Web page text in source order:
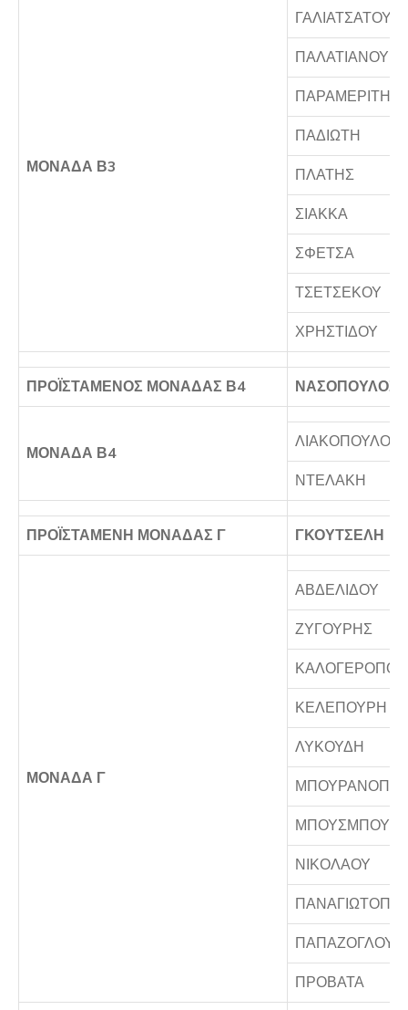
ΜΟΝΑΔΑ Β3
ΓΑΛΙΑΤΣΑΤΟΥ
ΠΑΛΑΤΙΑΝΟΥ
ΠΑΡΑΜΕΡΙΤΗ
ΠΑΔΙΩΤΗ
ΠΛΑΤΗΣ
ΣΙΑΚΚΑ
ΣΦΕΤΣΑ
ΤΣΕΤΣΕΚΟΥ
ΧΡΗΣΤΙΔΟΥ
ΠΡΟΪΣΤΑΜΕΝΟΣ ΜΟΝΑΔΑΣ Β4 ΝΑΣΟΠΟΥΛΟΣ
ΜΟΝΑΔΑ Β4
ΛΙΑΚΟΠΟΥΛΟΥ
ΝΤΕΛΑΚΗ
ΠΡΟΪΣΤΑΜΕΝΗ ΜΟΝΑΔΑΣ Γ ΓΚΟΥΤΣΕΛΗ
ΜΟΝΑΔΑ Γ
ΑΒΔΕΛΙΔΟΥ
ΖΥΓΟΥΡΗΣ
ΚΕΛΕΠΟΥΡΗ
ΛΥΚΟΥΔΗ
ΜΠΟΥΣΜΠΟΥΡΑ
ΝΙΚΟΛΑΟΥ
ΠΑΠΑΖΟΓΛΟΥ
ΠΡΟΒΑΤΑ